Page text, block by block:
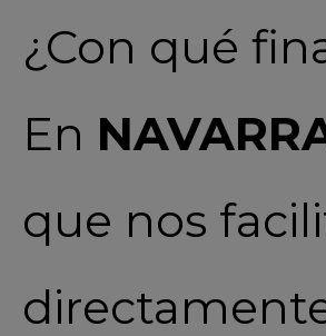
¿Con qué
En
que nos